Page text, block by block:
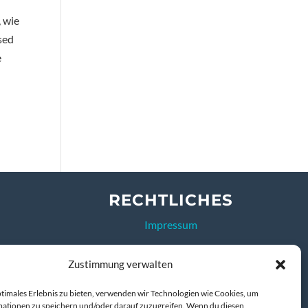
Zustimmung verwalten
Erlebnis zu bieten, verwenden wir Technologien wie Cookies, um
zu speichern und/oder darauf zuzugreifen. Wenn du diesen
wie
RECHTLICHES
Impressum